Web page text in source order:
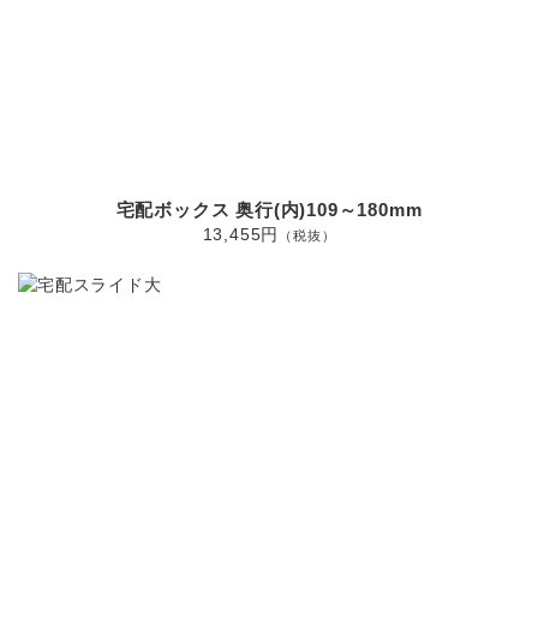
宅配ボックス 奥行(内)109～180mm
13,455円
（税抜）